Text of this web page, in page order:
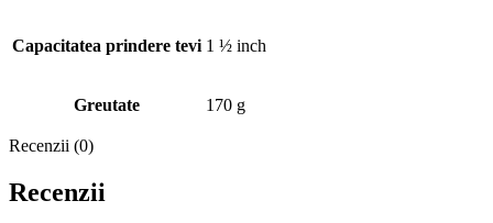
Capacitatea prindere tevi 1 ½ inch
Greutate 170 g
Recenzii (0)
Recenzii